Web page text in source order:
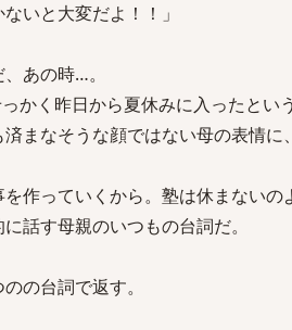
いと大変だよ！！」
あの時…。
く昨日から夏休みに入ったとい
まなそうな顔ではない母の表情に
作っていくから。塾は休まないの
話す母親のいつもの台詞だ。
の台詞で返す。